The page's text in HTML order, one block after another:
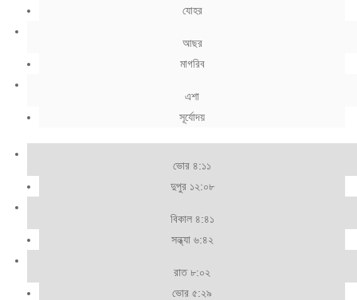
যোহর
আছর
মাগরিব
এশা
সূর্যোদয়
ভোর ৪:১১
দুপুর ১২:০৮
বিকাল ৪:৪১
সন্ধ্যা ৬:৪২
রাত ৮:০২
ভোর ৫:২৯